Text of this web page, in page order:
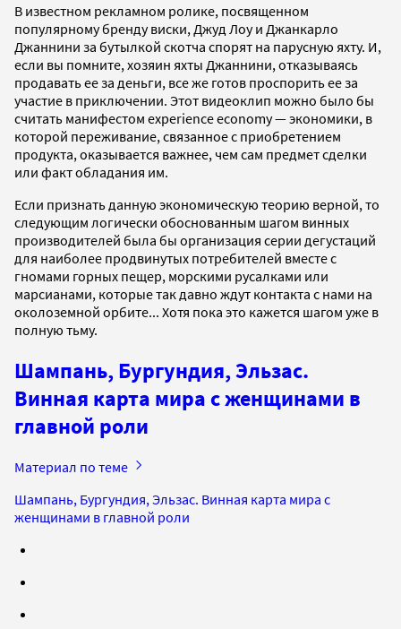
В известном рекламном ролике, посвященном
популярному бренду виски, Джуд Лоу и Джанкарло
Джаннини за бутылкой скотча спорят на парусную яхту. И,
если вы помните, хозяин яхты Джаннини, отказываясь
продавать ее за деньги, все же готов проспорить ее за
участие в приключении. Этот видеоклип можно было бы
считать манифестом experience economy — экономики, в
которой переживание, связанное с приобретением
продукта, оказывается важнее, чем сам предмет сделки
или факт обладания им.
Если признать данную экономическую теорию верной, то
следующим логически обоснованным шагом винных
производителей была бы организация серии дегустаций
для наиболее продвинутых потребителей вместе с
гномами горных пещер, морскими русалками или
марсианами, которые так давно ждут контакта с нами на
околоземной орбите... Хотя пока это кажется шагом уже в
полную тьму.
Шампань, Бургундия, Эльзас.
Винная карта мира с женщинами в
главной роли
Материал по теме
Шампань, Бургундия, Эльзас. Винная карта мира с
женщинами в главной роли